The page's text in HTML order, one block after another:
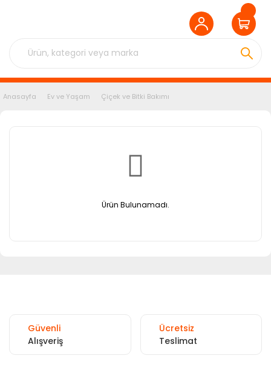
Anasayfa Ev ve Yaşam Çiçek ve Bitki Bakımı
Ürün Bulunamadı.
Güvenli
Alışveriş
Ücretsiz
Teslimat